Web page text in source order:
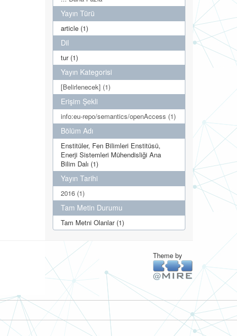
Yayın Türü
article (1)
Dil
tur (1)
Yayın Kategorisi
[Belirlenecek] (1)
Erişim Şekli
info:eu-repo/semantics/openAccess (1)
Bölüm Adı
Enstitüler, Fen Bilimleri Enstitüsü,
Enerji Sistemleri Mühendisliği Ana
Bilim Dalı (1)
Yayın Tarihi
2016 (1)
Tam Metin Durumu
Tam Metni Olanlar (1)
Theme by